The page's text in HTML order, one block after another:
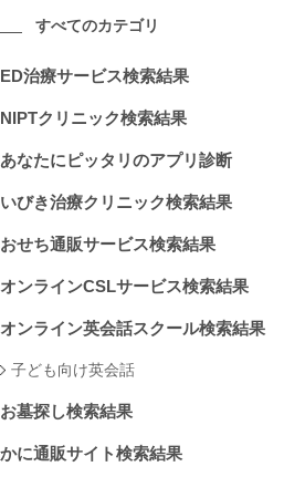
すべてのカテゴリ
ED治療サービス検索結果
NIPTクリニック検索結果
あなたにピッタリのアプリ診断
いびき治療クリニック検索結果
おせち通販サービス検索結果
オンラインCSLサービス検索結果
オンライン英会話スクール検索結果
子ども向け英会話
お墓探し検索結果
かに通販サイト検索結果